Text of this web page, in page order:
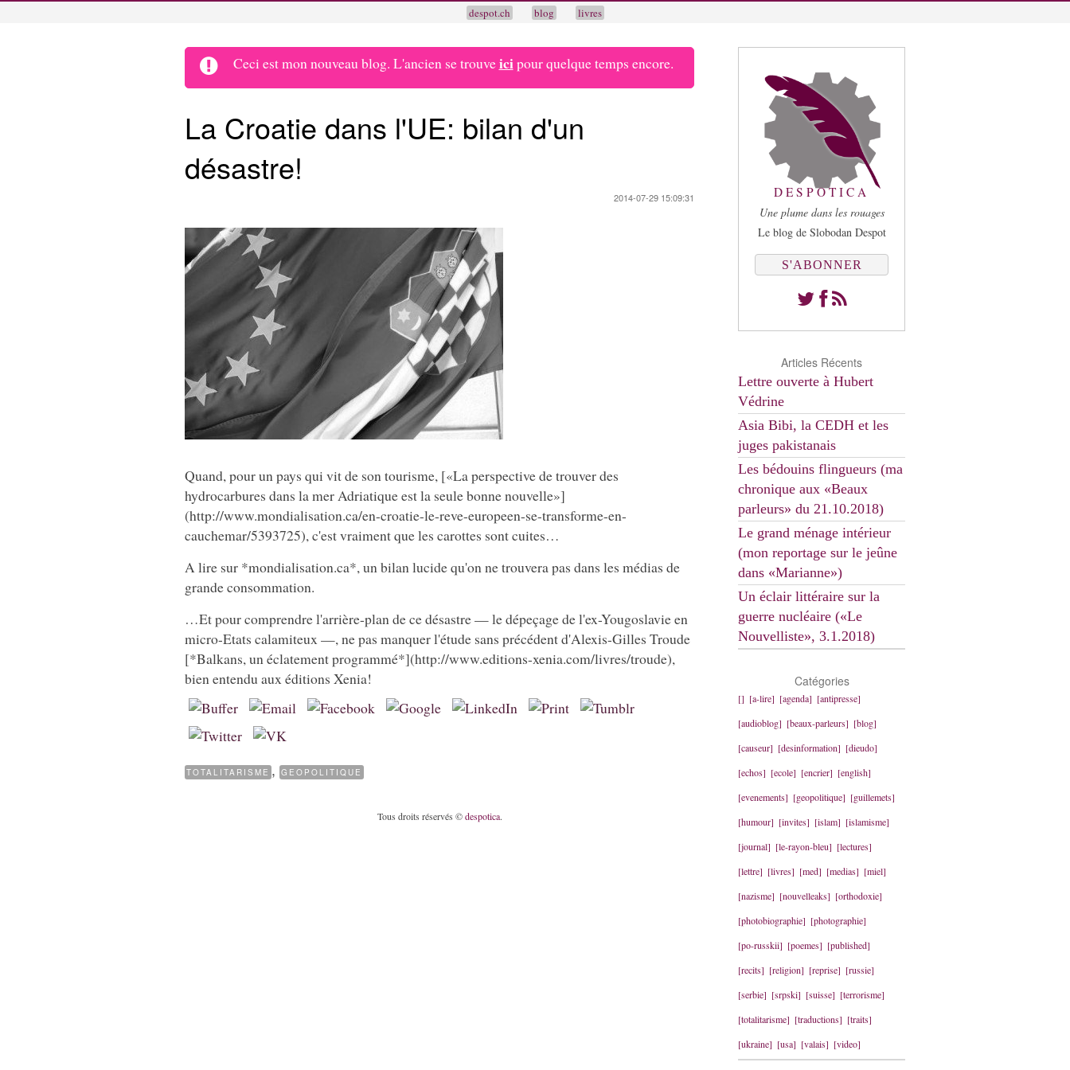
despot.ch blog livres
Ceci est mon nouveau blog. L'ancien se trouveicipour quelque temps encore.
La Croatie dans l'UE: bilan d'un
désastre!
2014-07-29 15:09:31
Quand, pour un pays qui vit de son tourisme, [«La perspective de trouver des
hydrocarbures dans la mer Adriatique est la seule bonne nouvelle»]
(http://www.mondialisation.ca/en-croatie-le-reve-europeen-se-transforme-en-
cauchemar/5393725), c'est vraiment que les carottes sont cuites…
A lire sur *mondialisation.ca*, un bilan lucide qu'on ne trouvera pas dans les médias de
grande consommation.
…Et pour comprendre l'arrière-plan de ce désastre — le dépeçage de l'ex-Yougoslavie en
micro-Etats calamiteux —, ne pas manquer l'étude sans précédent d'Alexis-Gilles Troude
[*Balkans, un éclatement programmé*](http://www.editions-xenia.com/livres/troude),
bien entendu aux éditions Xenia!
TOTALITARISME , GEOPOLITIQUE
Tous droits réservés ©despotica.
DESPOTICA
Une plume dans les rouages
Le blog de Slobodan Despot
S'ABONNER
Articles Récents
Lettre ouverte à Hubert
Védrine
Asia Bibi, la CEDH et les
juges pakistanais
Les bédouins flingueurs (ma
chronique aux «Beaux
parleurs» du 21.10.2018)
Le grand ménage intérieur
(mon reportage sur le jeûne
dans «Marianne»)
Un éclair littéraire sur la
guerre nucléaire («Le
Nouvelliste», 3.1.2018)
Catégories
[] [a-lire] [agenda] [antipresse]
[audioblog] [beaux-parleurs] [blog]
[causeur] [desinformation] [dieudo]
[echos] [ecole] [encrier] [english]
[evenements] [geopolitique] [guillemets]
[humour] [invites] [islam] [islamisme]
[journal] [le-rayon-bleu] [lectures]
[lettre] [livres] [med] [medias] [miel]
[nazisme] [nouvelleaks] [orthodoxie]
[photobiographie] [photographie]
[po-russkii] [poemes] [published]
[recits] [religion] [reprise] [russie]
[serbie] [srpski] [suisse] [terrorisme]
[totalitarisme] [traductions] [traits]
[ukraine] [usa] [valais] [video]